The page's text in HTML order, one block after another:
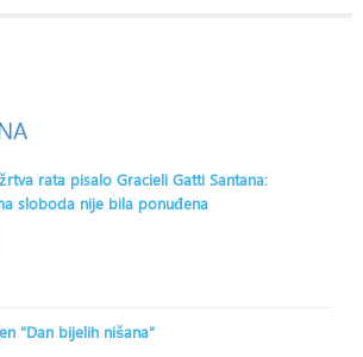
rata pisalo Gracieli Gatti Santana:
sloboda nije bila ponuđena
"Dan bijelih nišana"